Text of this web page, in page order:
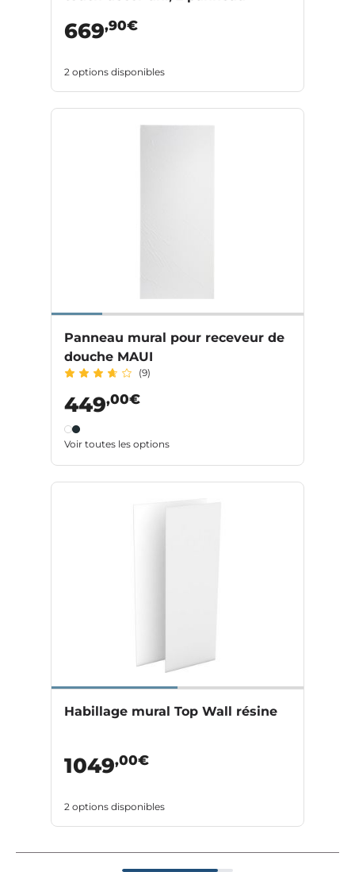
669,90€
2 options disponibles
Panneau mural pour receveur de
douche MAUI
(9)
449,00€
Voir toutes les options
Habillage mural Top Wall résine
1049,00€
2 options disponibles